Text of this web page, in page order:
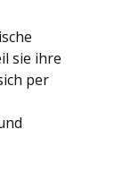
sie ihre
per